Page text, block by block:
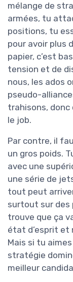
mélange de
armées, tu
positions, tu
pour avoir plus
papier, c’est
tension et de
nous, les ados
pseudo-
trahisons,
le job.
Par contre, il
un gros poids.
avec une
une série de
tout peut
surtout sur des
trouve que ça
état d’esprit et
Mais si tu
stratégie
meilleur